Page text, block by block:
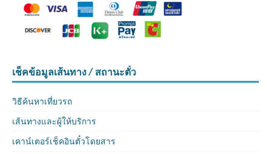
เช็คข้อมูลเส้นทาง / สถานะตั๋ว
วิธีค้นหาเที่ยวรถ
เส้นทางและผู้ให้บริการ
เคาน์เตอร์เช็คอินตั๋วโดยสาร